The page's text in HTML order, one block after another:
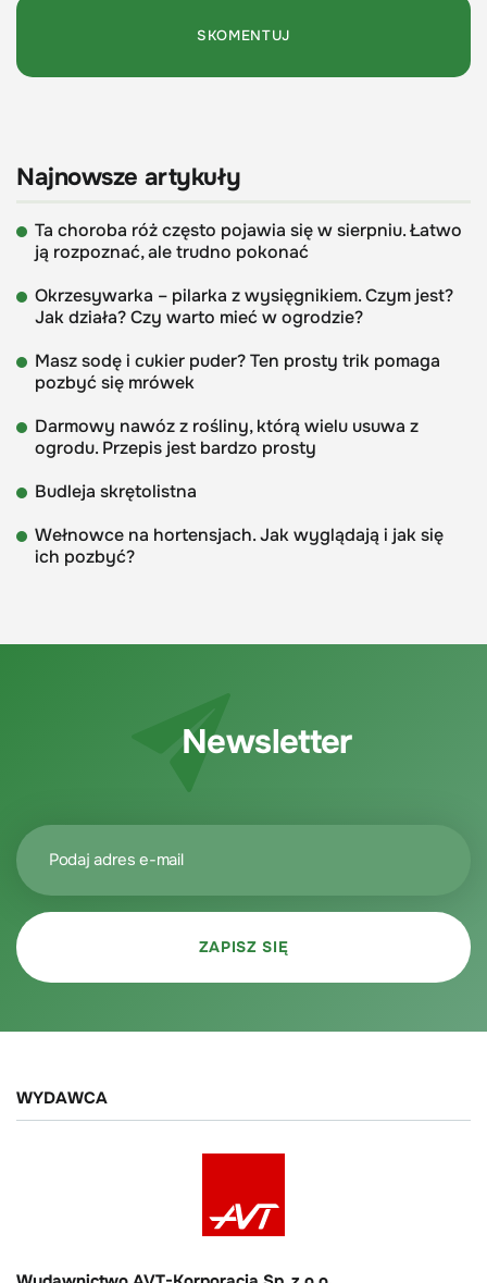
Najnowsze artykuły
Ta choroba róż często pojawia się w sierpniu. Łatwo
ją rozpoznać, ale trudno pokonać
Okrzesywarka – pilarka z wysięgnikiem. Czym jest?
Jak działa? Czy warto mieć w ogrodzie?
Masz sodę i cukier puder? Ten prosty trik pomaga
pozbyć się mrówek
Darmowy nawóz z rośliny, którą wielu usuwa z
ogrodu. Przepis jest bardzo prosty
Budleja skrętolistna
Wełnowce na hortensjach. Jak wyglądają i jak się
ich pozbyć?
Newsletter
WYDAWCA